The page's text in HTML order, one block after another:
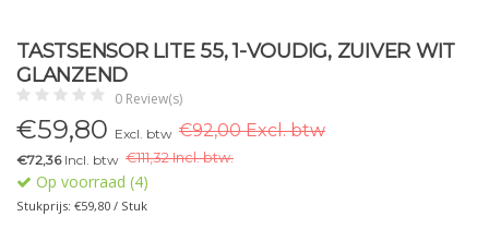
TASTSENSOR LITE 55, 1-VOUDIG, ZUIVER WIT
GLANZEND
0 Review(s)
€59,80 Excl. btw €92,00 Excl. btw
€72,36Incl. btw €111,32 Incl. btw.
Op voorraad (4)
Stukprijs: €59,80 / Stuk